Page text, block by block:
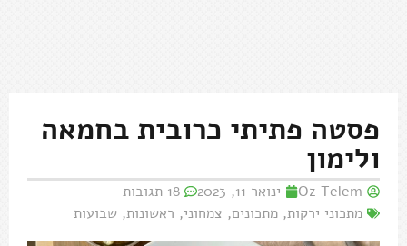
פסטה פתיתי כרובית בחמאה
ולימון
Oz Telem ינואר 11, 2023
18 תגובות
מתכוני ירקות, מתכונים, צמחוני, ראשונות, שבועות